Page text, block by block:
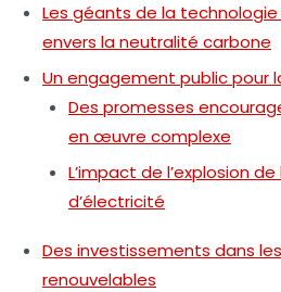
Les géants de la
envers la neutralité carbone
Un engagement public pour
Des promesses
en œuvre complexe
L’impact de l’explosion
d’électricité
Des investissements dans
renouvelables